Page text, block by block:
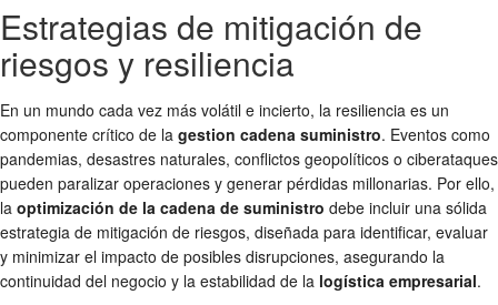
Estrategias de mitigación de
riesgos y resiliencia
En un mundo cada vez más volátil e incierto, la resiliencia es un
componente crítico de la gestion cadena suministro. Eventos como
pandemias, desastres naturales, conflictos geopolíticos o ciberataques
pueden paralizar operaciones y generar pérdidas millonarias. Por ello,
la optimización de la cadena de suministro debe incluir una sólida
estrategia de mitigación de riesgos, diseñada para identificar, evaluar
y minimizar el impacto de posibles disrupciones, asegurando la
continuidad del negocio y la estabilidad de la logística empresarial.